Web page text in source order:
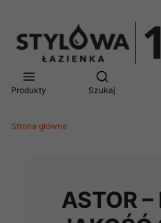
Produkty
Otwórz
Szukaj
Strona główna
ASTOR